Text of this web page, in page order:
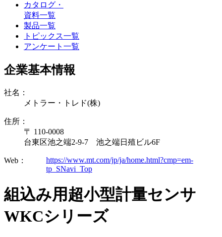
カタログ・
資料一覧
製品一覧
トピックス一覧
アンケート一覧
企業基本情報
社名：
メトラー・トレド(株)
住所：
〒 110-0008
台東区池之端2-9-7 池之端日殖ビル6F
Web：
https://www.mt.com/jp/ja/home.html?cmp=em-
tp_SNavi_Top
組込み用超小型計量センサ
WKCシリーズ